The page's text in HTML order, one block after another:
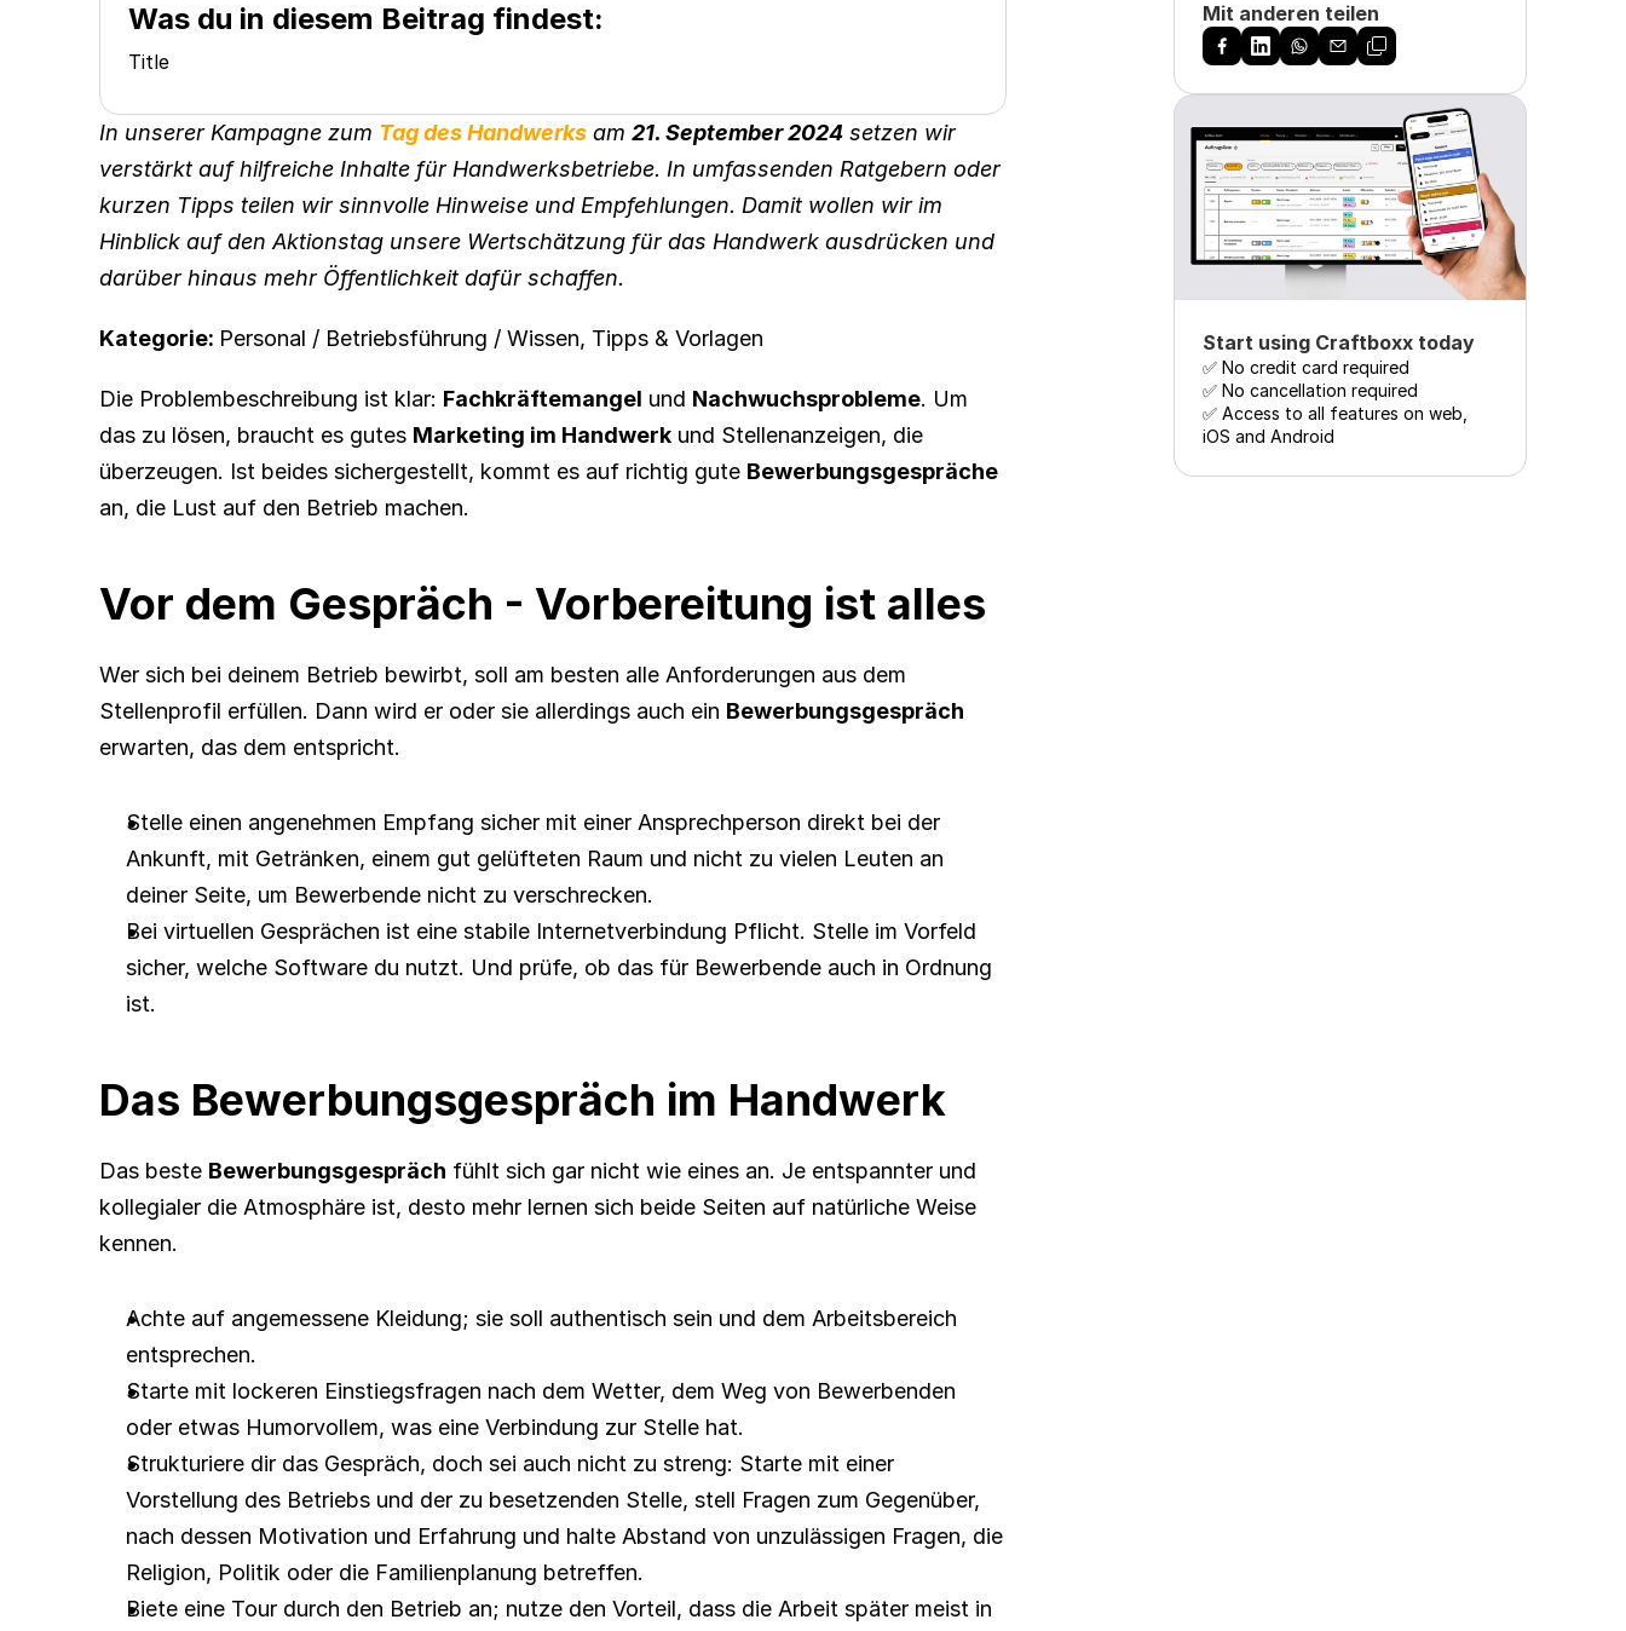
Was du in diesem Beitrag findest:
Title
In unserer Kampagne zum Tag des Handwerks am 21. September 2024 setzen wir
verstärkt auf hilfreiche Inhalte für Handwerksbetriebe. In umfassenden Ratgebern oder
kurzen Tipps teilen wir sinnvolle Hinweise und Empfehlungen. Damit wollen wir im
Hinblick auf den Aktionstag unsere Wertschätzung für das Handwerk ausdrücken und
darüber hinaus mehr Öffentlichkeit dafür schaffen.
Kategorie: Personal / Betriebsführung / Wissen, Tipps & Vorlagen
Die Problembeschreibung ist klar: Fachkräftemangel und Nachwuchsprobleme. Um
das zu lösen, braucht es gutes Marketing im Handwerk und Stellenanzeigen, die
überzeugen. Ist beides sichergestellt, kommt es auf richtig gute Bewerbungsgespräche
an, die Lust auf den Betrieb machen.
Vor dem Gespräch - Vorbereitung ist alles
Wer sich bei deinem Betrieb bewirbt, soll am besten alle Anforderungen aus dem
Stellenprofil erfüllen. Dann wird er oder sie allerdings auch ein Bewerbungsgespräch
erwarten, das dem entspricht.
Stelle einen angenehmen Empfang sicher mit einer Ansprechperson direkt bei der
Ankunft, mit Getränken, einem gut gelüfteten Raum und nicht zu vielen Leuten an
deiner Seite, um Bewerbende nicht zu verschrecken.
Bei virtuellen Gesprächen ist eine stabile Internetverbindung Pflicht. Stelle im Vorfeld
sicher, welche Software du nutzt. Und prüfe, ob das für Bewerbende auch in Ordnung
ist.
Das Bewerbungsgespräch im Handwerk
Das beste Bewerbungsgespräch fühlt sich gar nicht wie eines an. Je entspannter und
kollegialer die Atmosphäre ist, desto mehr lernen sich beide Seiten auf natürliche Weise
kennen.
Achte auf angemessene Kleidung; sie soll authentisch sein und dem Arbeitsbereich
entsprechen.
Starte mit lockeren Einstiegsfragen nach dem Wetter, dem Weg von Bewerbenden
oder etwas Humorvollem, was eine Verbindung zur Stelle hat.
Strukturiere dir das Gespräch, doch sei auch nicht zu streng: Starte mit einer
Vorstellung des Betriebs und der zu besetzenden Stelle, stell Fragen zum Gegenüber,
nach dessen Motivation und Erfahrung und halte Abstand von unzulässigen Fragen, die
Religion, Politik oder die Familienplanung betreffen.
Biete eine Tour durch den Betrieb an; nutze den Vorteil, dass die Arbeit später meist in
Mit anderen teilen
Start using Craftboxx today
✅ No credit card required
✅ No cancellation required
✅ Access to all features on web,
iOS and Android